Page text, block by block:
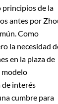
principios de la
antes por
Como
la necesidad
en la plaza de
modelo
de interés
cumbre para